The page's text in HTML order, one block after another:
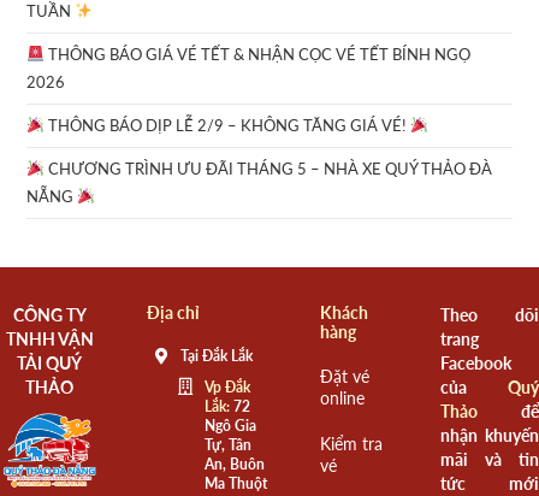
TUẦN
THÔNG BÁO GIÁ VÉ TẾT & NHẬN CỌC VÉ TẾT BÍNH NGỌ
2026
THÔNG BÁO DỊP LỄ 2/9 – KHÔNG TĂNG GIÁ VÉ!
CHƯƠNG TRÌNH ƯU ĐÃI THÁNG 5 – NHÀ XE QUÝ THẢO ĐÀ
NẴNG
CÔNG TY
TNHH VẬN
TẢI QUÝ
THẢO
Địa chỉ
Tại Đắk Lắk
Vp Đắk
Lắk:72
Ngô Gia
Tự, Tân
An, Buôn
Ma Thuột
Khách
hàng
Đặt vé
online
Kiểm tra
vé
Theo dõi
trang
Facebook
của Quý
Thảođể
nhận khuyến
mãi và tin
tức mới